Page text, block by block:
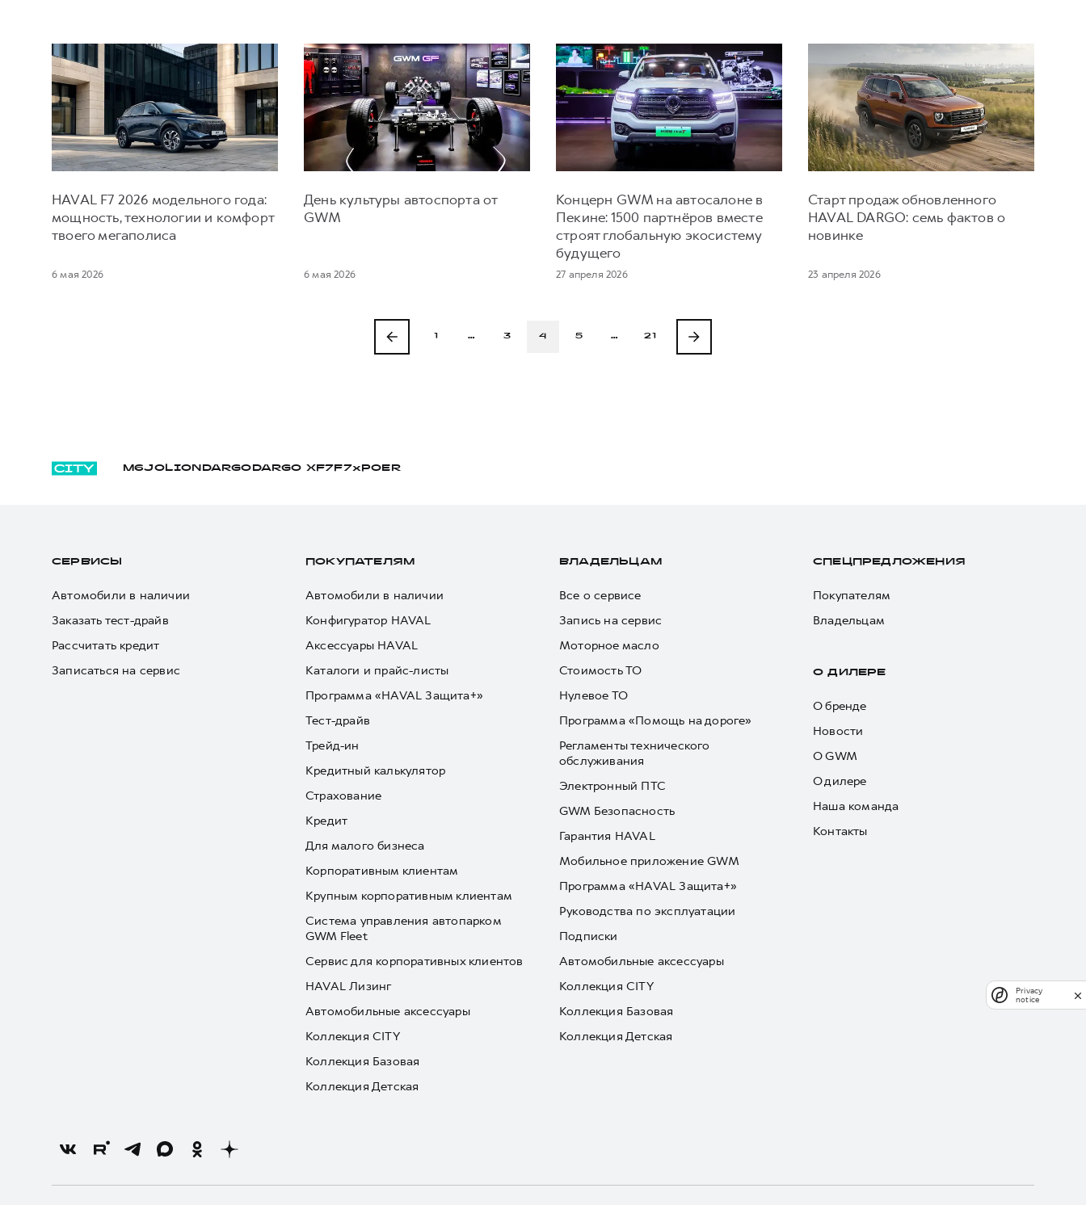
HAVAL F7 2026 модельного года:
мощность, технологии и комфорт
твоего мегаполиса
6 мая 2026
День культуры автоспорта от
GWM
6 мая 2026
Концерн GWM на автосалоне в
Пекине: 1500 партнёров вместе
строят глобальную экосистему
будущего
27 апреля 2026
Старт продаж обновленного
HAVAL DARGO: семь фактов о
новинке
23 апреля 2026
1 … 3 4 5 … 21
M6JOLION DARGO DARGO Х F7 F7x POER
СЕРВИСЫ
Автомобили в наличии
Заказать тест-драйв
Рассчитать кредит
Записаться на сервис
ПОКУПАТЕЛЯМ
Автомобили в наличии
Конфигуратор HAVAL
Аксессуары HAVAL
Каталоги и прайс-листы
Программа «HAVAL Защита+»
Тест-драйв
Трейд-ин
Кредитный калькулятор
Страхование
Кредит
Для малого бизнеса
Корпоративным клиентам
Крупным корпоративным клиентам
Система управления автопарком
GWM Fleet
Сервис для корпоративных клиентов
HAVAL Лизинг
Автомобильные аксессуары
Коллекция CITY
Коллекция Базовая
Коллекция Детская
ВЛАДЕЛЬЦАМ
Все о сервисе
Запись на сервис
Моторное масло
Стоимость ТО
Нулевое ТО
Программа «Помощь на дороге»
Регламенты технического
обслуживания
Электронный ПТС
GWM Безопасность
Гарантия HAVAL
Мобильное приложение GWM
Программа «HAVAL Защита+»
Руководства по эксплуатации
Подписки
Автомобильные аксессуары
Коллекция CITY
Коллекция Базовая
Коллекция Детская
СПЕЦПРЕДЛОЖЕНИЯ
Покупателям
Владельцам
О ДИЛЕРЕ
О бренде
Новости
О GWM
О дилере
Наша команда
Контакты
Privacy
notice